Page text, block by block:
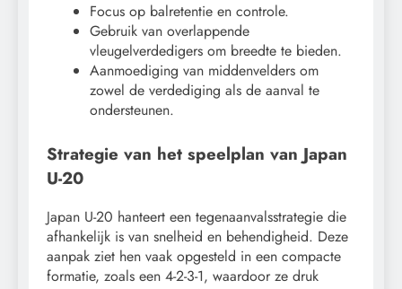
Focus op balretentie en controle.
Gebruik van overlappende
vleugelverdedigers om breedte te bieden.
Aanmoediging van middenvelders om
zowel de verdediging als de aanval te
ondersteunen.
Strategie van het speelplan van Japan
U-20
Japan U-20 hanteert een tegenaanvalsstrategie die
afhankelijk is van snelheid en behendigheid. Deze
aanpak ziet hen vaak opgesteld in een compacte
formatie, zoals een 4-2-3-1, waardoor ze druk